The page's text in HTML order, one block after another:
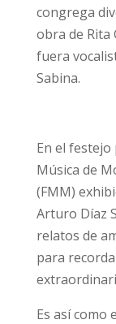
congrega
obra de Rita
fuera
Sabina.
En el festejo
Música de
(FMM)
Arturo Díaz
relatos de
para
Es así como